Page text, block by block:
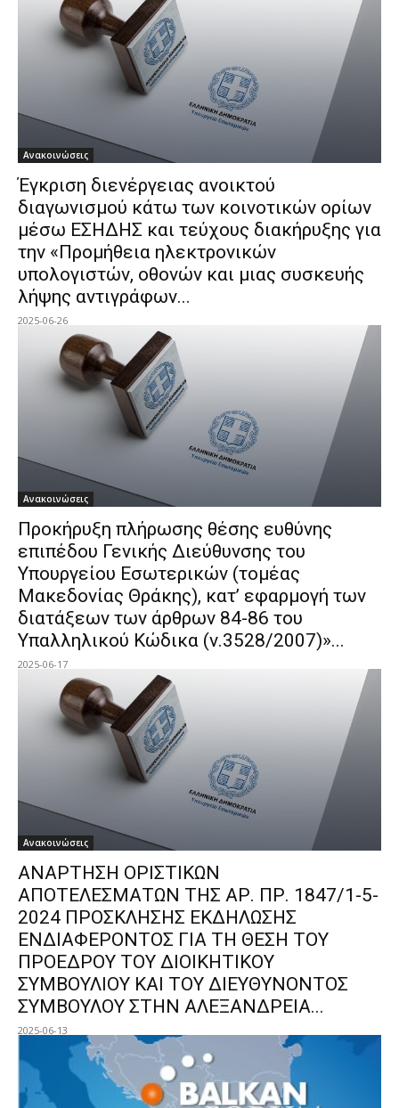
Ανακοινώσεις
Έγκριση διενέργειας ανοικτού
διαγωνισμού κάτω των κοινοτικών ορίων
μέσω ΕΣΗΔΗΣ και τεύχους διακήρυξης για
την «Προμήθεια ηλεκτρονικών
υπολογιστών, οθονών και μιας συσκευής
λήψης αντιγράφων...
2025-06-26
Ανακοινώσεις
Προκήρυξη πλήρωσης θέσης ευθύνης
επιπέδου Γενικής Διεύθυνσης του
Υπουργείου Εσωτερικών (τομέας
Μακεδονίας Θράκης), κατ’ εφαρμογή των
διατάξεων των άρθρων 84-86 του
Υπαλληλικού Κώδικα (ν.3528/2007)»...
2025-06-17
Ανακοινώσεις
ΑΝΑΡΤΗΣΗ ΟΡΙΣΤΙΚΩΝ
ΑΠΟΤΕΛΕΣΜΑΤΩΝ ΤΗΣ ΑΡ. ΠΡ. 1847/1-5-
2024 ΠΡΟΣΚΛΗΣΗΣ ΕΚΔΗΛΩΣΗΣ
ΕΝΔΙΑΦΕΡΟΝΤΟΣ ΓΙΑ ΤΗ ΘΕΣΗ ΤΟΥ
ΠΡΟΕΔΡΟΥ ΤΟΥ ΔΙΟΙΚΗΤΙΚΟΥ
ΣΥΜΒΟΥΛΙΟΥ ΚΑΙ ΤΟΥ ΔΙΕΥΘΥΝΟΝΤΟΣ
ΣΥΜΒΟΥΛΟΥ ΣΤΗΝ ΑΛΕΞΑΝΔΡΕΙΑ...
2025-06-13